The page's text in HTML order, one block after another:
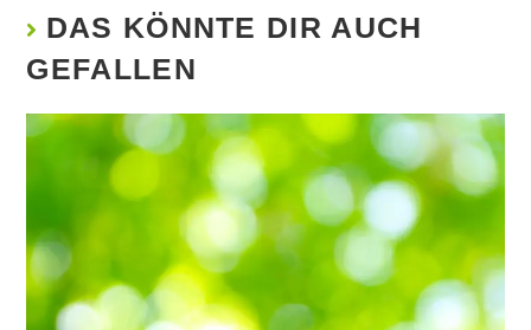
DAS KÖNNTE DIR AUCH
GEFALLEN